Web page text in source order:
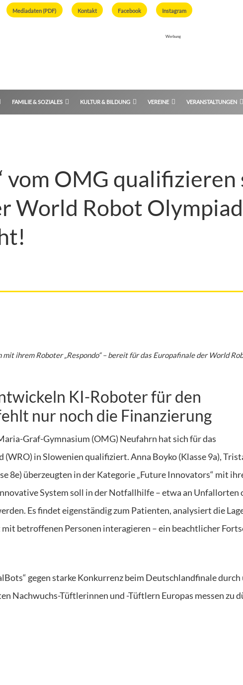
Mediadaten (PDF) Kontakt Facebook Instagram
Werbung
FAMILIE & SOZIALES KULTUR & BILDUNG VEREINE VERANSTALTUNGEN
vom OMG qualifizieren
World Robot
ihrem Roboter „Respondo“ – bereit für das Europafinale der World
KI-Roboter für den
nur noch die Finanzierung
Graf-Gymnasium (OMG) Neufahrn hat sich für das
in Slowenien qualifiziert. Anna Boyko (Klasse 9a),
8e) überzeugten in der Kategorie „Future Innovators“ mit
System soll in der Notfallhilfe – etwa an Unfallorten
Es findet eigenständig zum Patienten, analysiert die
betroffenen Personen interagieren – ein beachtlicher
gegen starke Konkurrenz beim Deutschlandfinale durch
Nachwuchs-Tüftlerinnen und -Tüftlern Europas messen zu